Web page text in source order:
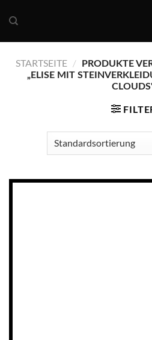
STARTSEITE /
PRODUKTE
„ELISE MIT